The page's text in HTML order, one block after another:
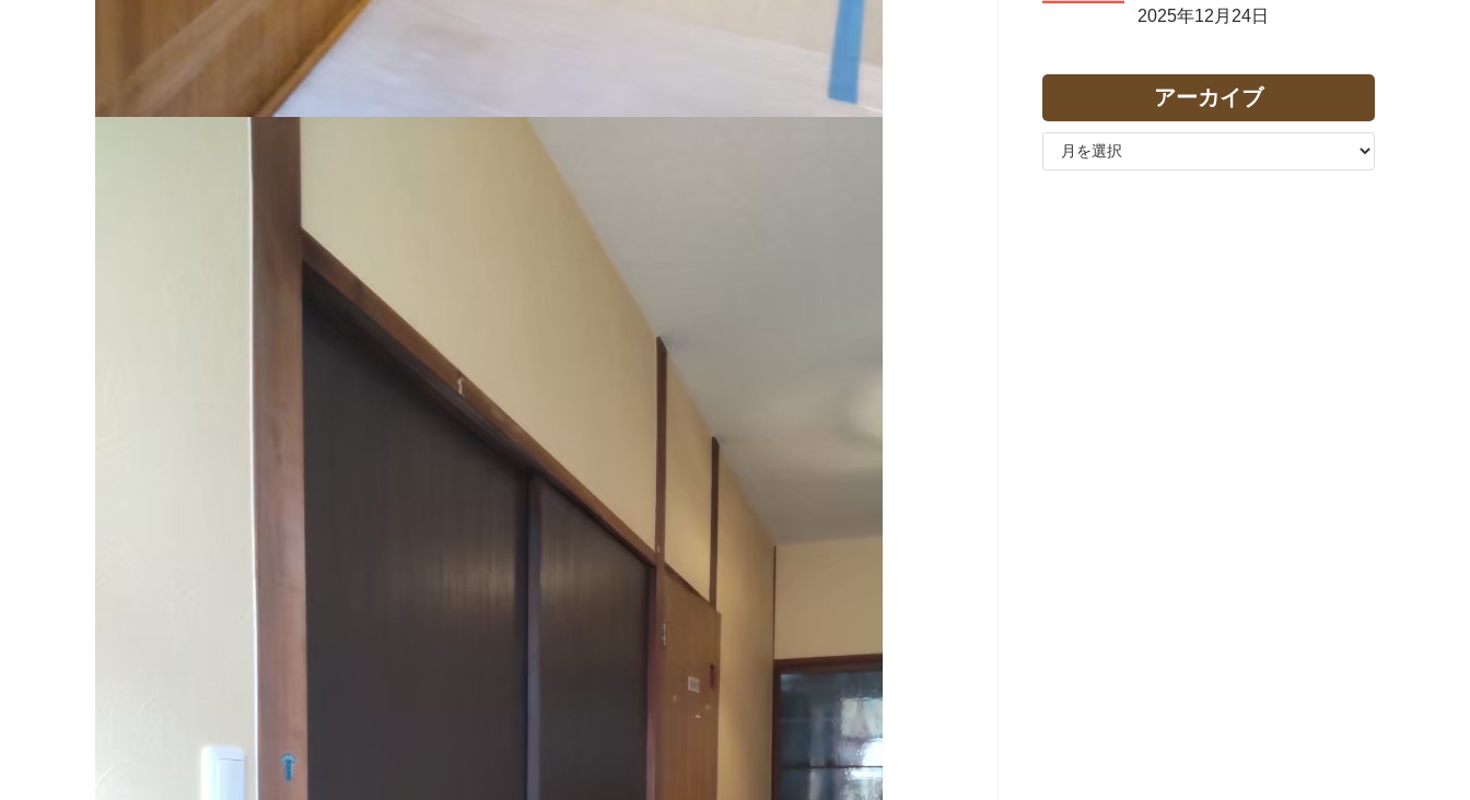
2025年12月24日
アーカイブ